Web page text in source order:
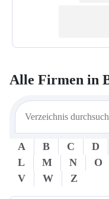
Alle Firmen in
A B C D
L
M N O
V
W Z